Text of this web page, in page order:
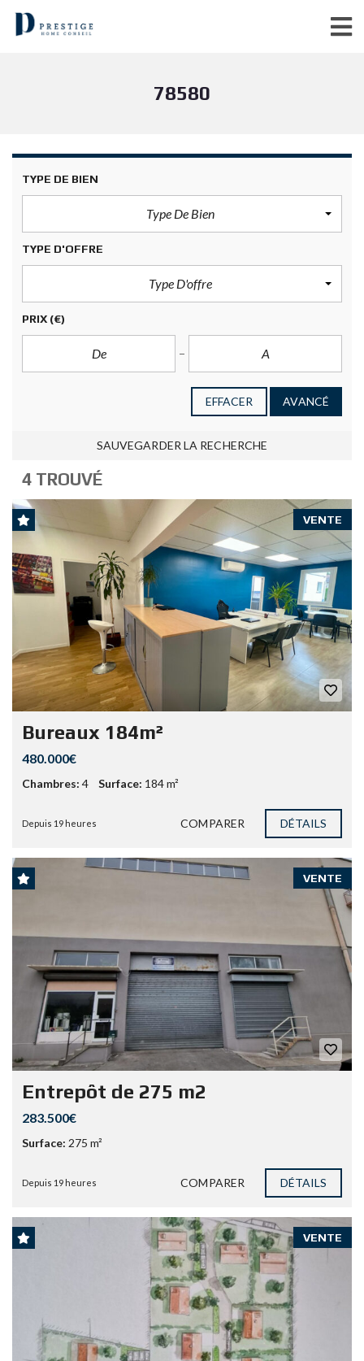
78580
TYPE DE BIEN
Type De Bien
TYPE D'OFFRE
Type D'offre
PRIX (€)
EFFACER AVANCÉ
SAUVEGARDER LA RECHERCHE
4 TROUVÉ
VENTE
Bureaux 184m²
480.000€
Chambres: 4 Surface: 184 m²
Depuis 19 heures COMPARER DÉTAILS
VENTE
Entrepôt de 275 m2
283.500€
Surface: 275 m²
Depuis 19 heures COMPARER DÉTAILS
VENTE